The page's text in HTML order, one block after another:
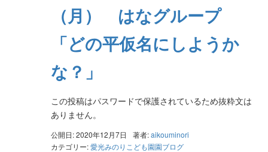
（月） はなグループ
「どの平仮名にしようか
な？」
この投稿はパスワードで保護されているため抜粋文は
ありません。
公開日: 2020年12月7日 著者:aikouminori
カテゴリー:愛光みのりこども園園ブログ